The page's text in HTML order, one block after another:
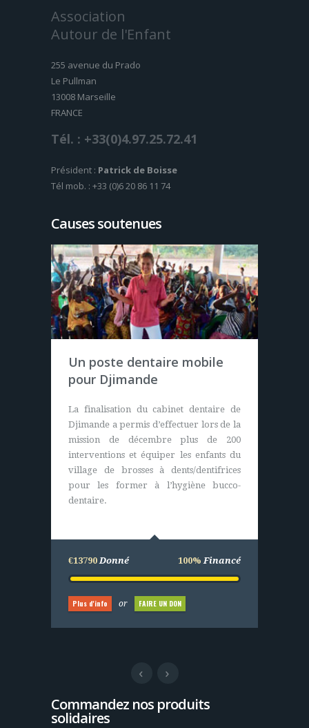
Association
Autour de l'Enfant
255 avenue du Prado
Le Pullman
13008 Marseille
FRANCE
Tél. : +33(0)4.97.25.72.41
Président : Patrick de Boisse
Tél mob. : +33 (0)6 20 86 11 74
Causes soutenues
Un poste dentaire mobile
pour Djimande
La finalisation du cabinet dentaire de
Djimande a permis d’effectuer lors de la
mission de décembre plus de 200
interventions et équiper les enfants du
village de brosses à dents/dentifrices
pour les former à l’hygiène bucco-
dentaire.
€13790 Donné 100% Financé
Plus d'info or FAIRE UN DON
Case de santé en
Casamance (Sénégal)
Nous apportons sur ce projet les plans et
le financement global de l’opération
pour l’achat de matériels (durables). Les
villageois eux construisent,
entretiennent et assurent le bon
fonctionnement du centre de santé.
€25000Donné 100%Financé
Commandez nos produits
solidaires